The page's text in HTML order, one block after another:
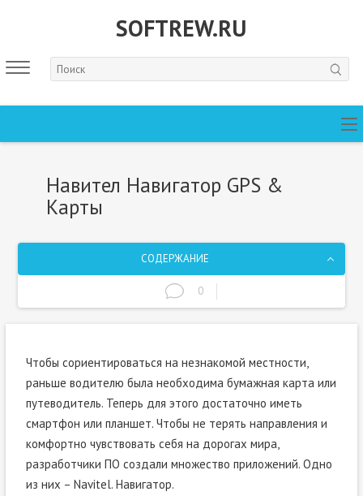
SOFTREW.RU
Навител Навигатор GPS &
Карты
СОДЕРЖАНИЕ
0
Чтобы сориентироваться на незнакомой местности,
раньше водителю была необходима бумажная карта или
путеводитель. Теперь для этого достаточно иметь
смартфон или планшет. Чтобы не терять направления и
комфортно чувствовать себя на дорогах мира,
разработчики ПО создали множество приложений. Одно
из них – Navitel. Навигатор.